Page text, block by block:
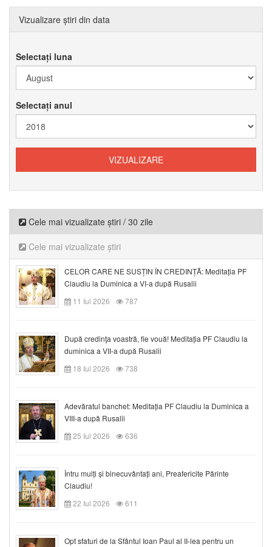
Vizualizare știri din data
Selectați luna
Selectați anul
Cele mai vizualizate știri / 30 zile
Cele mai vizualizate știri
CELOR CARE NE SUSȚIN ÎN CREDINȚĂ: Meditația PF
Claudiu la Duminica a VI-a după Rusalii
11 Iul 2026
787
După credinţa voastră, fie vouă! Meditația PF Claudiu la
duminica a VII-a după Rusalii
18 Iul 2026
738
Adevăratul banchet: Meditația PF Claudiu la Duminica a
VIII-a după Rusalii
25 Iul 2026
636
Întru mulți și binecuvântați ani, Preafericite Părinte
Claudiu!
22 Iul 2026
611
Opt sfaturi de la Sfântul Ioan Paul al II-lea pentru un